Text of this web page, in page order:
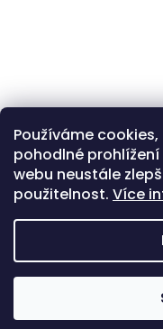
Používáme
pohodlné
webu neustále
použitelnost. Více
Sledovat na
Vytvořil Shoptet
.